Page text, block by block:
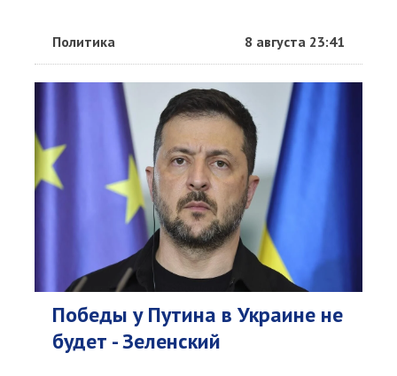
Политика 8 августа 23:41
Победы у Путина в Украине не
будет - Зеленский